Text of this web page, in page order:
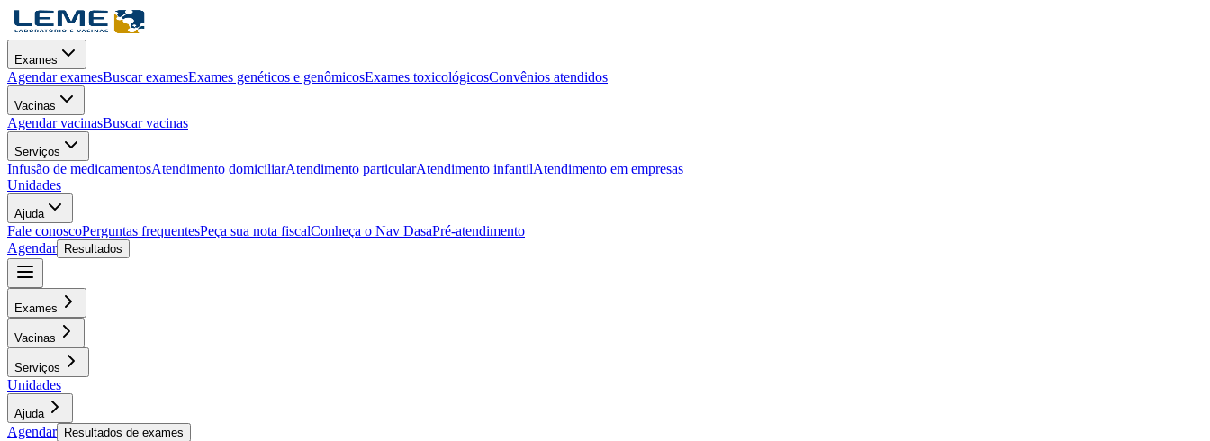
Exames
Agendar examesBuscar examesExames genéticos e genômicosExames toxicológicosConvênios atendidos
Vacinas
Agendar vacinasBuscar vacinas
Serviços
Infusão de medicamentosAtendimento domiciliarAtendimento particularAtendimento infantilAtendimento em empresas
Unidades
Ajuda
Fale conoscoPerguntas frequentesPeça sua nota fiscalConheça o Nav DasaPré-atendimento
Agendar
Resultados
Exames
Vacinas
Serviços
Unidades
Ajuda
Agendar Resultados de exames